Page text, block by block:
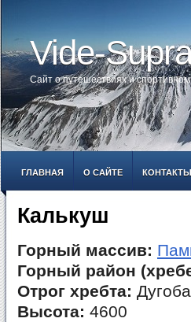
Vide-
Сайт о путешествиях и
ГЛАВНАЯ О САЙТЕ КОНТАКТЫ
Калькуш
Горный массив:
Горный район
Отрог хребта: Дугоба
Высота: 4600